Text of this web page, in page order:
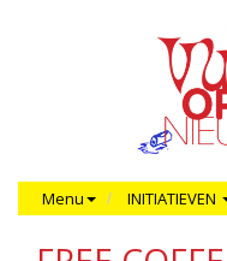
Menu INITIATIEVEN